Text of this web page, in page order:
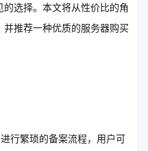
选择。本文将从性价比的角
推荐一种优质的服务器购买
行繁琐的备案流程，用户可